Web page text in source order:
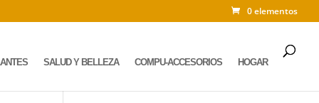
0 elementos
SALUD Y BELLEZA COMPU-ACCESORIOS HOGAR